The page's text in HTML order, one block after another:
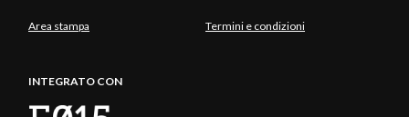
Area stampa Termini e condizioni
INTEGRATO CON